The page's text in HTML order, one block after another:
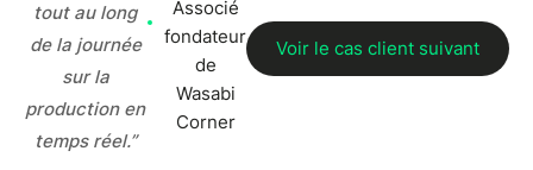
tout au long
de la journée
sur la
production en
temps réel.”
Associé
fondateur
de
Wasabi
Corner
Voir le cas client suivant